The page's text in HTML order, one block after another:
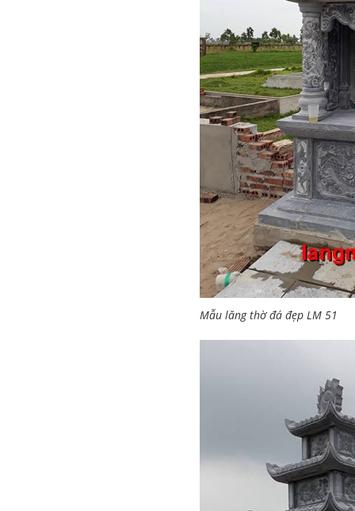
Mẫu lăng thờ đá đẹp LM 51